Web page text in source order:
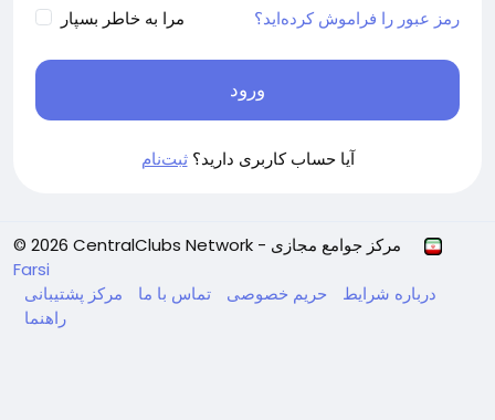
مرا به خاطر بسپار رمز عبور را فراموش کرده‌اید؟
ورود
آیا حساب کاربری دارید؟ثبت‌نام
© 2026 CentralClubs Network - مرکز جوامع مجازی
Farsi
درباره شرایط حریم خصوصی تماس با ما
مرکز پشتیبانی
راهنما